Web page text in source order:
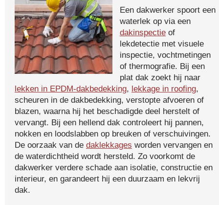
Een dakwerker spoort een
waterlek op via een
dakinspectie of
lekdetectie met visuele
inspectie, vochtmetingen
of thermografie. Bij een
plat dak zoekt hij naar
lekken in EPDM-dakbedekking, lekkage in roofing,
scheuren in de dakbedekking, verstopte afvoeren of
blazen, waarna hij het beschadigde deel herstelt of
vervangt. Bij een hellend dak controleert hij pannen,
nokken en loodslabben op breuken of verschuivingen.
De oorzaak van de daklekkages worden vervangen en
de waterdichtheid wordt hersteld. Zo voorkomt de
dakwerker verdere schade aan isolatie, constructie en
interieur, en garandeert hij een duurzaam en lekvrij
dak.